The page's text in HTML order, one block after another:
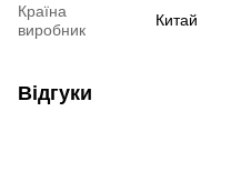
Країна
виробник
Китай
Відгуки